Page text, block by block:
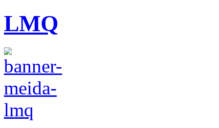
LMQ